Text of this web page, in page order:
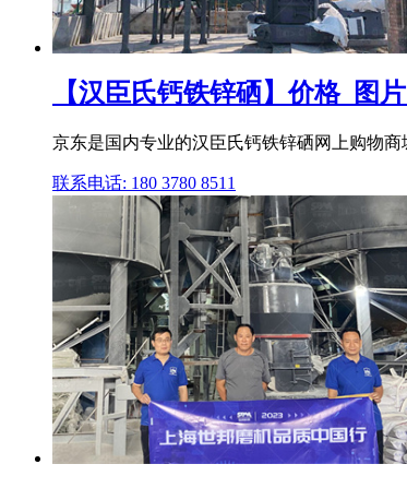
【汉臣氏钙铁锌硒】价格_图
京东是国内专业的汉臣氏钙铁锌硒网上购物
联系电话: 180 3780 8511